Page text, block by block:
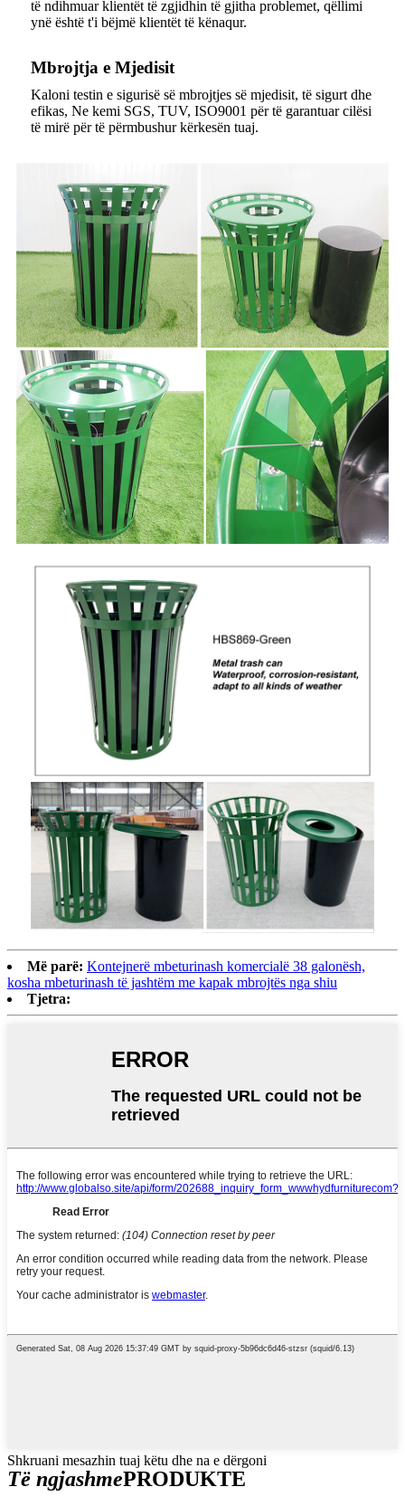
të ndihmuar klientët të zgjidhin të gjitha problemet, qëllimi
ynë është t'i bëjmë klientët të kënaqur.
Mbrojtja e Mjedisit
Kaloni testin e sigurisë së mbrojtjes së mjedisit, të sigurt dhe
efikas, Ne kemi SGS, TUV, ISO9001 për të garantuar cilësi
të mirë për të përmbushur kërkesën tuaj.
Më parë: Kontejnerë mbeturinash komercialë 38 galonësh,
kosha mbeturinash të jashtëm me kapak mbrojtës nga shiu
Tjetra:
Shkruani mesazhin tuaj këtu dhe na e dërgoni
Të ngjashmePRODUKTE